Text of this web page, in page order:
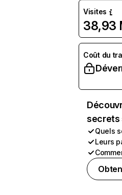
Visites
38,93
Coût du
secrets
Quels
Leurs